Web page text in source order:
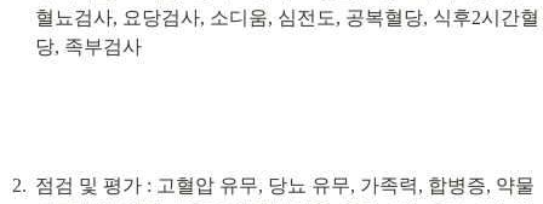
혈뇨검사, 요당검사, 소디움, 심전도, 공복혈당, 식후2시간혈
당, 족부검사
점검 및 평가 : 고혈압 유무, 당뇨 유무, 가족력, 합병증, 약물